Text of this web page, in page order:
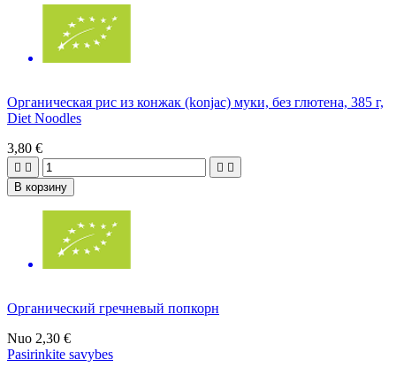
Органическая рис из конжак (konjac) муки, без глютена, 385 г,
Diet Noodles
3,80 €
   
В корзину
Органический гречневый попкорн
Nuo 2,30 €
Pasirinkite savybes